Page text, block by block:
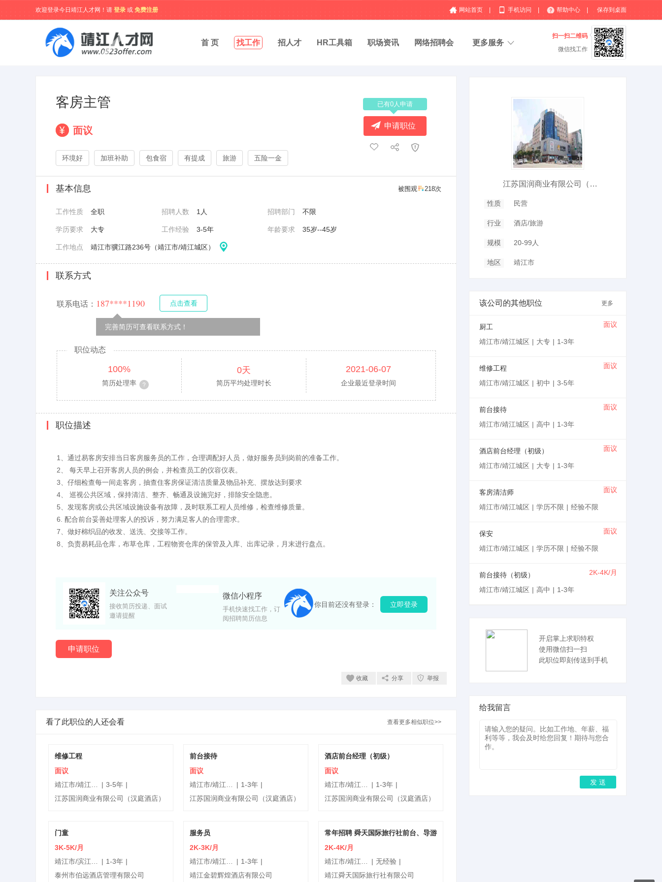
欢迎登录今日靖江人才网！请 登录 或 免费注册 网站首页 手机访问 帮助中心 保存到桌面
首 页 找工作 招人才 HR工具箱 职场资讯 网络招聘会
扫一扫二维码
微信找工作
更多服务
客房主管
面议
环境好 加班补助 包食宿 有提成 旅游 五险一金
申请职位
已有0人申请
基本信息 被围观 218次
工作性质 全职 招聘人数 1人 招聘部门 不限
学历要求 大专 工作经验 3-5年 年龄要求 35岁--45岁
工作地点 靖江市骥江路236号（靖江市/靖江城区）
联系方式
联系电话： 187****1190 点击查看
完善简历可查看联系方式！
职位动态
100%
简历处理率
0天
简历平均处理时长
2021-06-07
企业最近登录时间
职位描述
1、通过易客房安排当日客房服务员的工作，合理调配好人员，做好服务员到岗前的准备工作。
2、 每天早上召开客房人员的例会，并检查员工的仪容仪表。
3、仔细检查每一间走客房，抽查住客房保证清洁质量及物品补充、摆放达到要求
4、 巡视公共区域，保持清洁、整齐、畅通及设施完好，排除安全隐患。
5、发现客房或公共区域设施设备有故障，及时联系工程人员维修，检查维修质量。
6. 配合前台妥善处理客人的投诉，努力满足客人的合理需求。
7、做好棉织品的收发、送洗、交接等工作。
8、负责易耗品仓库，布草仓库，工程物资仓库的保管及入库、出库记录，月末进行盘点。
关注公众号
接收简历投递、面试
邀请提醒
微信小程序
手机快速找工作，订
阅招聘简历信息
你目前还没有登录： 立即登录
申请职位
收藏 分享 举报
看了此职位的人还会看 查看更多相似职位>>
维修工程
面议
| 3-5年 |
江苏国润商业有限公司（汉庭酒店）
前台接待
面议
| 1-3年 |
江苏国润商业有限公司（汉庭酒店）
酒店前台经理（初级）
面议
| 1-3年 |
江苏国润商业有限公司（汉庭酒店）
门童
3K-5K/月
| 1-3年 |
泰州市伯远酒店管理有限公司
服务员
2K-3K/月
| 1-3年 |
靖江金碧辉煌酒店有限公司
常年招聘 舜天国际旅行社前台、导游
2K-4K/月
| 无经验 |
靖江舜天国际旅行社有限公司
江苏国润商业有限公司（汉庭酒店）
性质 民营
行业 酒店/旅游
规模 20-99人
地区 靖江市
该公司的其他职位 更多
厨工 面议
靖江市/靖江城区 | 大专 | 1-3年
维修工程 面议
靖江市/靖江城区 | 初中 | 3-5年
前台接待 面议
靖江市/靖江城区 | 高中 | 1-3年
酒店前台经理（初级） 面议
靖江市/靖江城区 | 大专 | 1-3年
客房清洁师 面议
靖江市/靖江城区 | 学历不限 | 经验不限
保安 面议
靖江市/靖江城区 | 学历不限 | 经验不限
前台接待（初级） 2K-4K/月
靖江市/靖江城区 | 高中 | 1-3年
开启掌上求职特权
使用微信扫一扫
此职位即刻传送到手机
给我留言
发 送